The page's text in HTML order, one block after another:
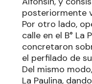
posteriormente
Por otro lado,
calle en el B°
concretaron
el perfilado de
Del mismo
La Paulina,